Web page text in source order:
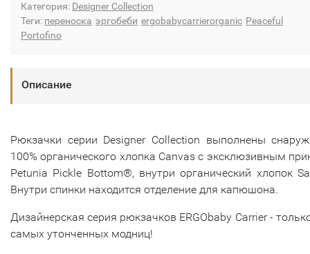
Категория: Designer Collection
Теги: переноска эргобеби ergobabycarrierorganic Peaceful
Portofino
Описание
Рюкзачки серии Designer Collection выполнены
100% органического хлопка Canvas с эксклюзивным
Petunia Pickle Bottom®, внутри органический хлопок
Внутри спинки находится отделение для капюшона.
Дизайнерская серия рюкзачков ERGObaby Carrier -
самых утонченных модниц!